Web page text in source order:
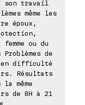
son travail
même les
époux,
ou du
de
en difficulté
Résultats
même
de 8H à 21